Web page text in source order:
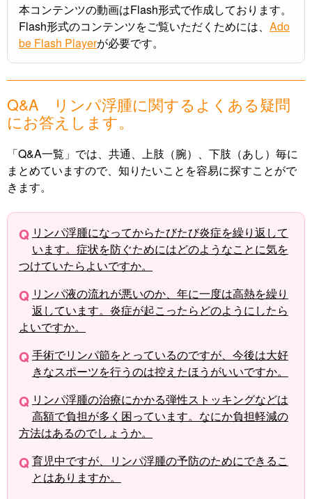
本コンテンツの動画はFlash形式で作成しております。
Flash形式のコンテンツをご覧いただくためには、 Ado
be Flash Playerが必要です。
Q&A リンパ浮腫に関するよくある疑問
にお答えします。
「Q&A一覧」では、共通、上肢（腕）、下肢（あし）毎に
まとめていますので、知りたいことを容易に探すことがで
きます。
リンパ浮腫になってからたびたび炎症を繰り返して
います。症状を防ぐためにはどのようなことに気を
つけていたらよいですか。
リンパ液の流れが悪いのか、年に一度は高熱を繰り
返しています。炎症が起こったらどのようにしたら
よいですか。
手術でリンパ節をとっているのですが、今後は大好
きなスポーツを行うのは控えたほうがいいですか。
リンパ浮腫の治療にかかる弾性ストッキングなどは
高額で負担が多く困っています。なにか負担軽減の
方法はあるのでしょうか。
育児中ですが、リンパ浮腫の予防のためにできるこ
とはありますか。